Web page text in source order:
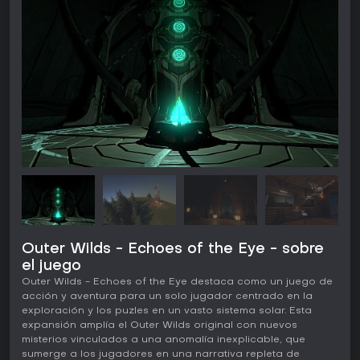
Outer Wilds - Echoes of the Eye - sobre
el juego
Outer Wilds - Echoes of the Eye destaca como un juego de
acción y aventura para un solo jugador centrado en la
exploración y los puzles en un vasto sistema solar. Esta
expansión amplía el Outer Wilds original con nuevos
misterios vinculados a una anomalía inexplicable, que
sumerge a los jugadores en una narrativa repleta de